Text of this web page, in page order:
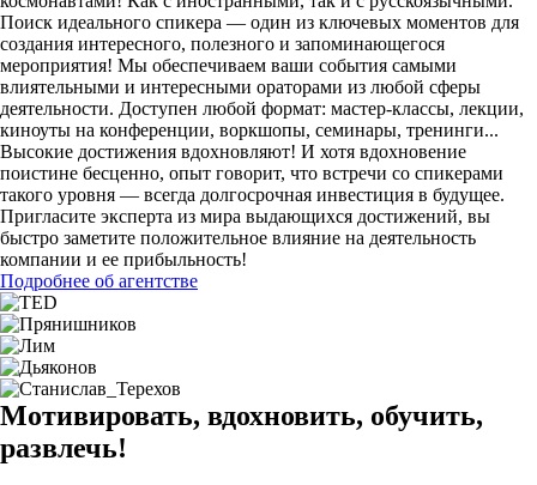
Поиск идеального спикера — один из ключевых моментов для
создания интересного, полезного и запоминающегося
мероприятия! Мы обеспечиваем ваши события самыми
влиятельными и интересными ораторами из любой сферы
деятельности. Доступен любой формат: мастер-классы, лекции,
киноуты на конференции, воркшопы, семинары, тренинги...
Высокие достижения вдохновляют! И хотя вдохновение
поистине бесценно, опыт говорит, что встречи со спикерами
такого уровня — всегда долгосрочная инвестиция в будущее.
Пригласите эксперта из мира выдающихся достижений, вы
быстро заметите положительное влияние на деятельность
компании и ее прибыльность!
Подробнее об агентстве
Мотивировать, вдохновить, обучить,
развлечь!